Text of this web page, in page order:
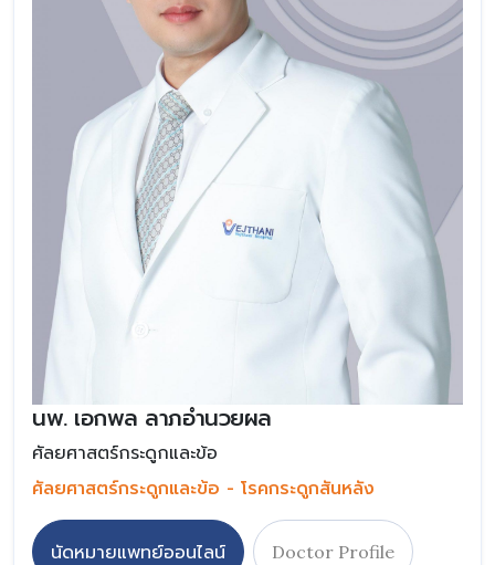
นพ. เอกพล ลาภอำนวยผล
ศัลยศาสตร์กระดูกและข้อ
ศัลยศาสตร์กระดูกและข้อ - โรคกระดูกสันหลัง
นัดหมายแพทย์ออนไลน์ Doctor Profile